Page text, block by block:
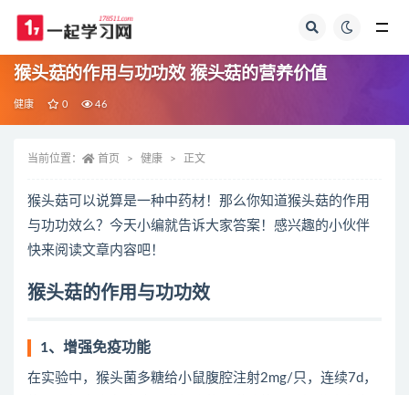
猴头菇的作用与功功效 猴头菇的营养价值
健康 0 46
当前位置： 首页 健康 正文
猴头菇可以说算是一种中药材！那么你知道猴头菇的作用
与功功效么？今天小编就告诉大家答案！感兴趣的小伙伴
快来阅读文章内容吧！
猴头菇的作用与功功效
1、增强免疫功能
在实验中，猴头菌多糖给小鼠腹腔注射2mg/只，连续7d，